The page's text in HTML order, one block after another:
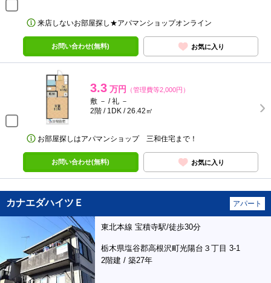
来店しないお部屋探し★アパマンショップオンライン
お問い合わせ(無料) お気に入り
3.3 万円 （管理費等2,000円）
敷 － / 礼 －
2階 / 1DK / 26.42㎡
お部屋探しはアパマンショップ 三和住宅まで！
お問い合わせ(無料) お気に入り
カナエダハイツＥ アパート
東北本線 宝積寺駅/徒歩30分
栃木県塩谷郡高根沢町光陽台３丁目 3-1
2階建 / 築27年